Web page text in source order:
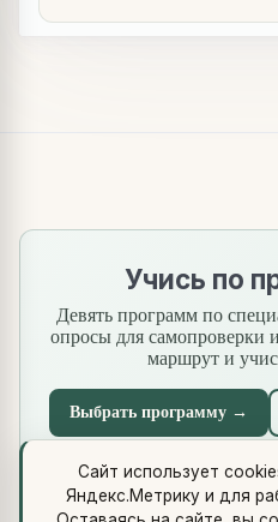
Учись по
Девять программ по
опросы для самопроверки
маршрут и
Выбрать программу →
Что нового Стандарты
Сайт использует
Яндекс.Метрику и для